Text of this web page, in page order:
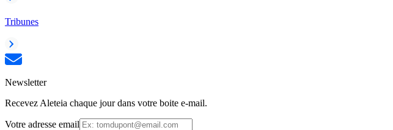
Tribunes
Newsletter
Recevez Aleteia chaque jour dans votre boite e-mail.
Votre adresse email